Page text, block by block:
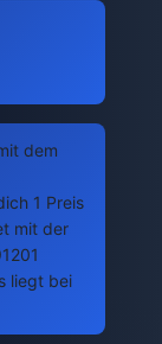
dem
1 Preis
mit der
liegt bei